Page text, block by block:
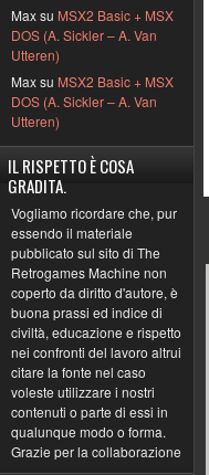
Max su MSX2 Basic + MSX
DOS (A. Sickler – A. Van
Utteren)
Max su MSX2 Basic + MSX
DOS (A. Sickler – A. Van
Utteren)
IL RISPETTO È COSA
GRADITA.
Vogliamo ricordare che, pur
essendo il materiale
pubblicato sul sito di The
Retrogames Machine non
coperto da diritto d'autore, è
buona prassi ed indice di
civiltà, educazione e rispetto
nei confronti del lavoro altrui
citare la fonte nel caso
voleste utilizzare i nostri
contenuti o parte di essi in
qualunque modo o forma.
Grazie per la collaborazione